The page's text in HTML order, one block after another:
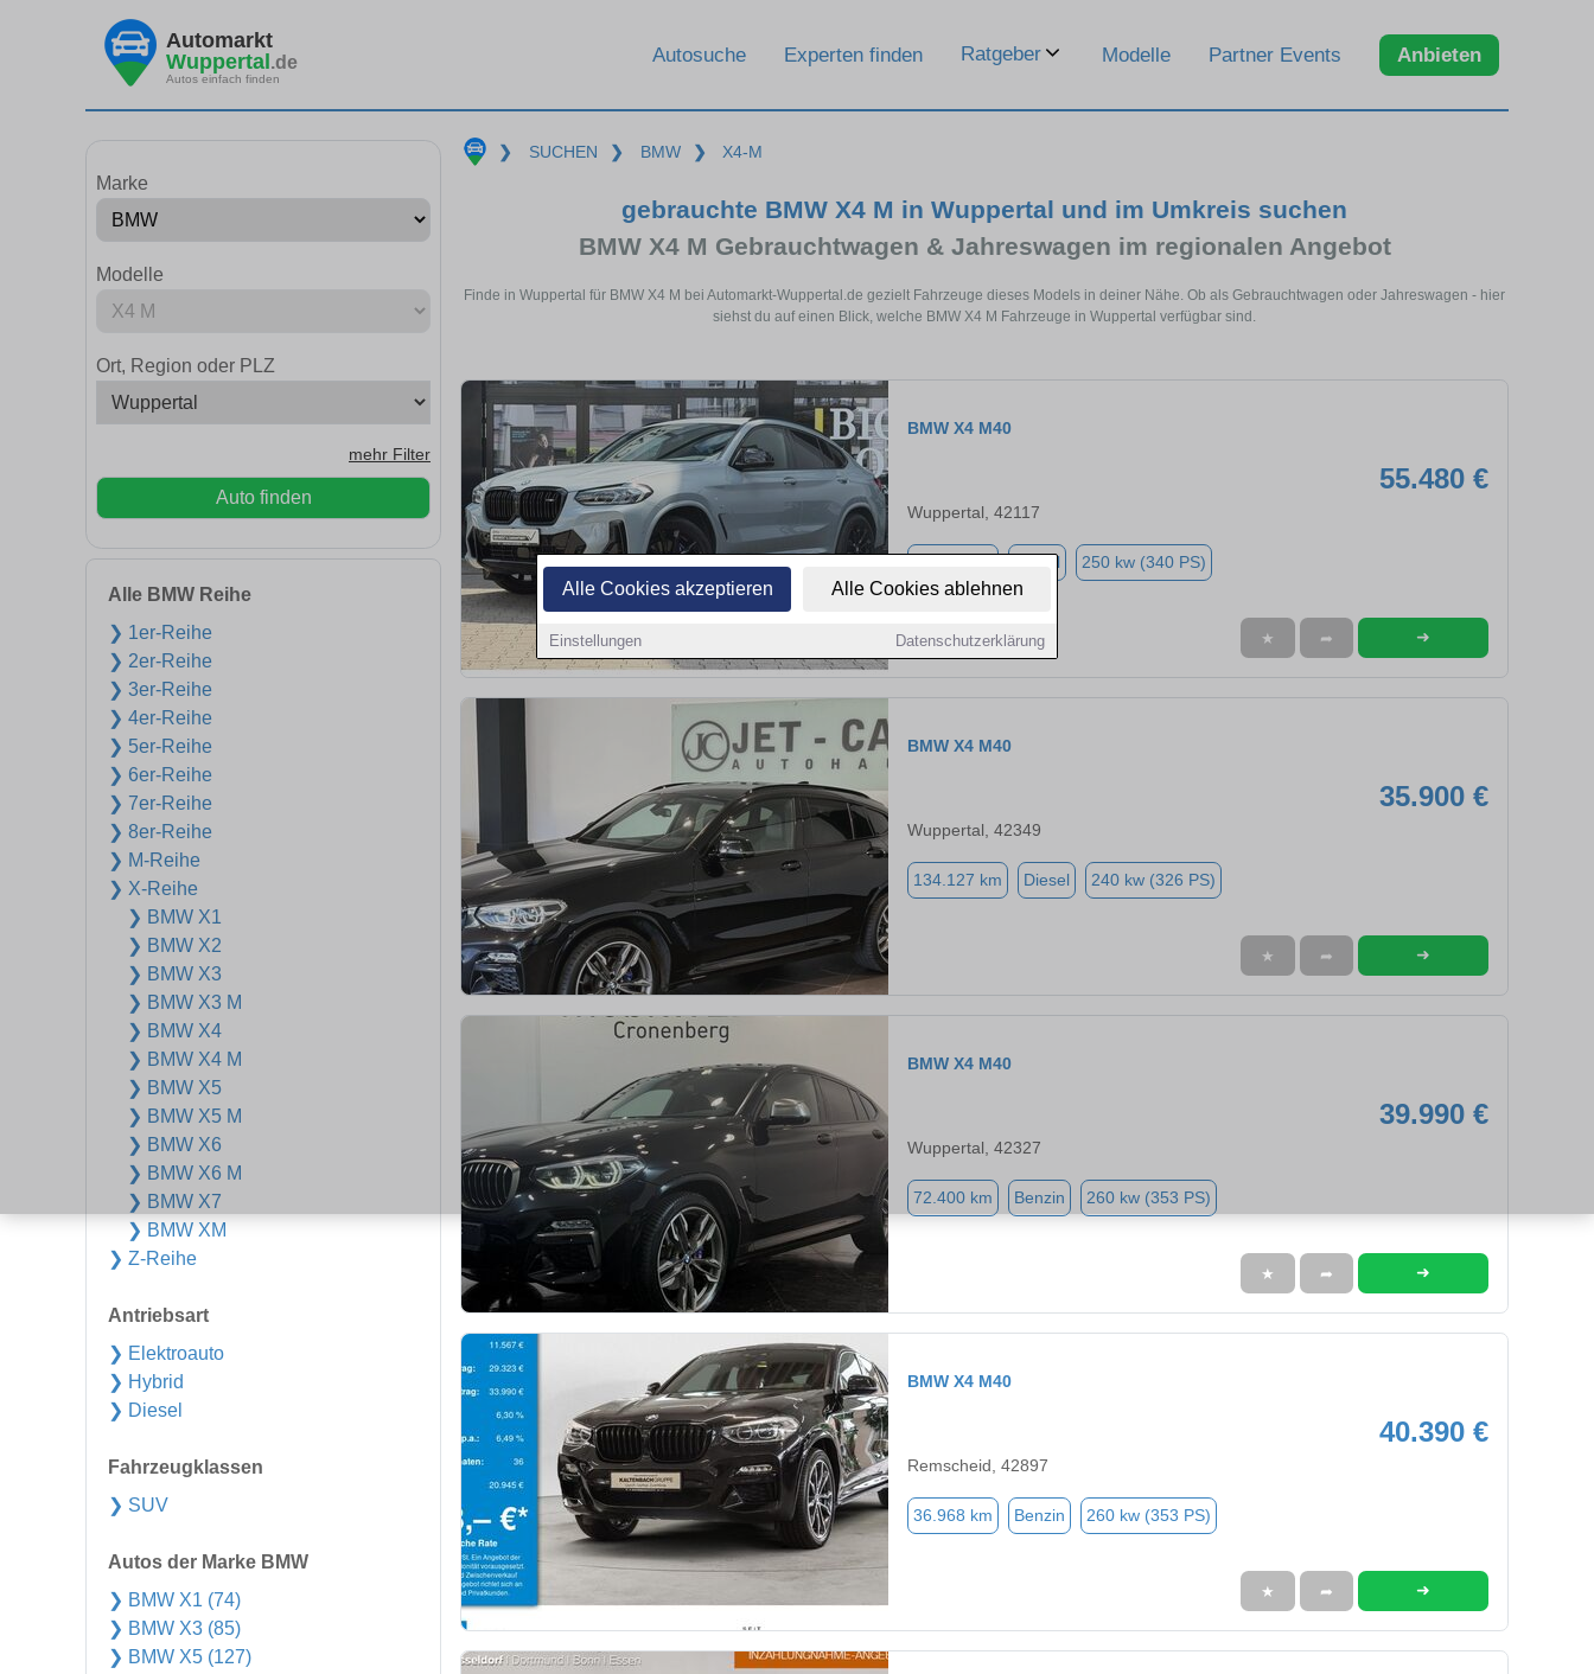
Alle Cookies akzeptieren Alle Cookies ablehnen
Einstellungen Datenschutzerklärung
Automarkt
Wuppertal.de
Autos einfach finden
Autosuche Experten finden Ratgeber Modelle Partner Events Anbieten
Marke
Modelle
Ort, Region oder PLZ
mehr Filter
Auto finden
Alle BMW Reihe
❯ 1er-Reihe
❯ 2er-Reihe
❯ 3er-Reihe
❯ 4er-Reihe
❯ 5er-Reihe
❯ 6er-Reihe
❯ 7er-Reihe
❯ 8er-Reihe
❯ M-Reihe
❯ X-Reihe
❯ BMW X1
❯ BMW X2
❯ BMW X3
❯ BMW X3 M
❯ BMW X4
❯ BMW X4 M
❯ BMW X5
❯ BMW X5 M
❯ BMW X6
❯ BMW X6 M
❯ BMW X7
❯ BMW XM
❯ Z-Reihe
Antriebsart
❯ Elektroauto
❯ Hybrid
❯ Diesel
Fahrzeugklassen
❯ SUV
Autos der Marke BMW
❯ BMW X1 (74)
❯ BMW X3 (85)
❯ BMW X5 (127)
❯ SUCHEN ❯ BMW ❯ X4-M
gebrauchte BMW X4 M in Wuppertal und im Umkreis suchen
BMW X4 M Gebrauchtwagen & Jahreswagen im regionalen Angebot
Finde in Wuppertal für BMW X4 M bei Automarkt-Wuppertal.de gezielt Fahrzeuge dieses Models in deiner Nähe. Ob als Gebrauchtwagen oder Jahreswagen - hier
siehst du auf einen Blick, welche BMW X4 M Fahrzeuge in Wuppertal verfügbar sind.
BMW X4 M40
55.480 €
Wuppertal, 42117
Diesel 250 kw (340 PS)
★ ➦ ➜
BMW X4 M40
35.900 €
Wuppertal, 42349
134.127 km Diesel 240 kw (326 PS)
★ ➦ ➜
BMW X4 M40
39.990 €
Wuppertal, 42327
72.400 km Benzin 260 kw (353 PS)
★ ➦ ➜
BMW X4 M40
40.390 €
Remscheid, 42897
36.968 km Benzin 260 kw (353 PS)
★ ➦ ➜